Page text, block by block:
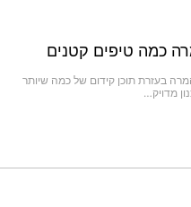
כמה טיפים קטנים
בעזרת תוכן קידום של כמה שיותר
מדויק…